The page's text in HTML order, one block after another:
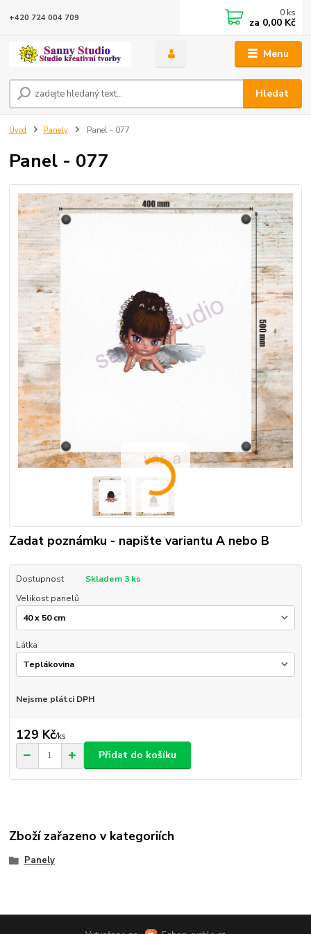
Menu
Hledat
+420 724 004 709 0 ks
za 0,00 Kč
Úvod Panely Panel - 077
Panel - 077
Zadat poznámku - napište variantu A nebo B
Dostupnost
Skladem 3 ks
Velikost panelů
Látka
Nejsme plátci DPH
129 Kč/ks
Přidat do košíku
Zboží zařazeno v kategoriích
Panely